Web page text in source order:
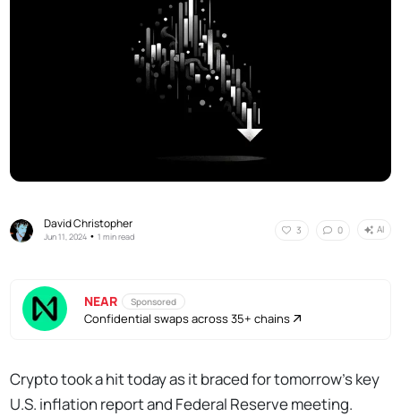
David Christopher
Jun 11, 2024 •1 min read
3 0 AI
NEAR Sponsored
Confidential swaps across 35+ chains
Crypto took a hit today as it braced for tomorrow’s key
U.S. inflation report and Federal Reserve meeting.